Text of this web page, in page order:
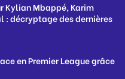
Kylian Mbappé, Karim
décryptage des dernières
en Premier League grâce